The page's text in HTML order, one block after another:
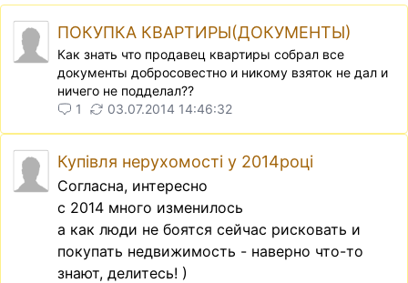
ПОКУПКА КВАРТИРЫ(ДОКУМЕНТЫ)
Как знать что продавец квартиры собрал все
документы добросовестно и никому взяток не дал и
ничего не подделал??
1
03.07.2014 14:46:32
Купівля нерухомості у 2014році
Согласна, интересно
с 2014 много изменилось
а как люди не боятся сейчас рисковать и
покупать недвижимость - наверно что-то
знают, делитесь! )